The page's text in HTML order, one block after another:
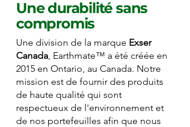
Une durabilité sans
compromis
Une division de la marque Exser
Canada, Earthmate™ a été créée en
2015 en Ontario, au Canada. Notre
mission est de fournir des produits
de haute qualité qui sont
respectueux de l'environnement et
de nos portefeuilles afin que nous